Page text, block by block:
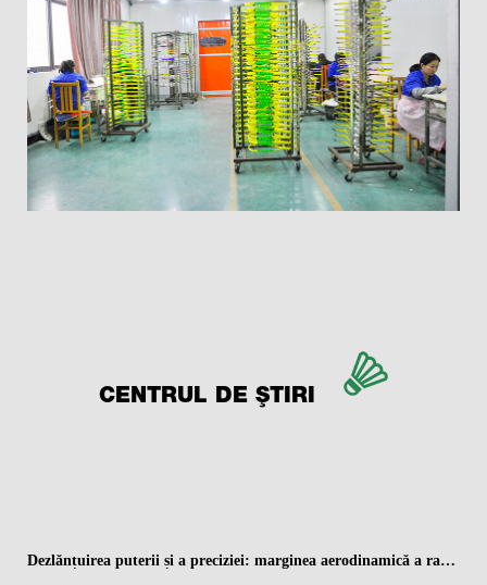
CENTRUL DE ȘTIRI
Dezlănțuirea puterii și a preciziei: marginea aerodinamică a rachetelor de badminton împărțite de fier